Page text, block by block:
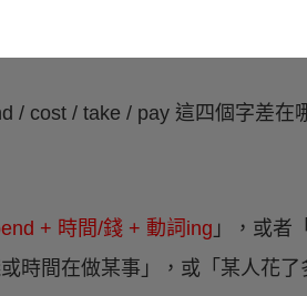
/ cost / take / pay 這四個字差在
+ 時間/錢 + 動詞ing 」，或者「
時間在做某事」，或「某人花了